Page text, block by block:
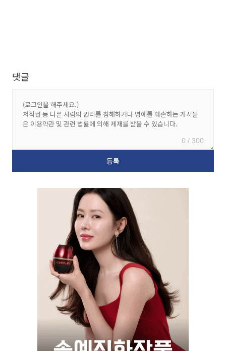
댓글
0 / 300